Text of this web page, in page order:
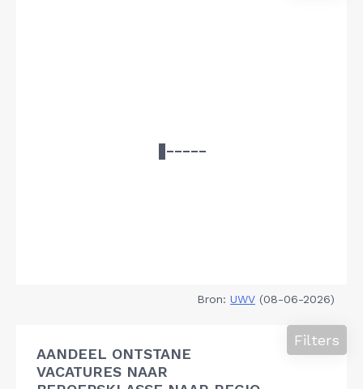
Bron: UWV (08-06-2026)
AANDEEL ONTSTANE
VACATURES NAAR
Filters